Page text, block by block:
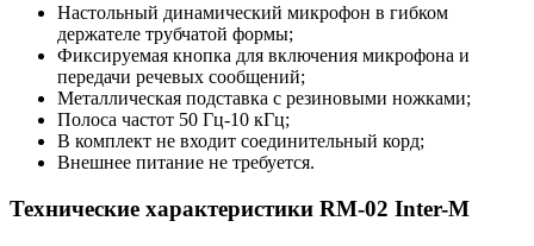
Настольный динамический микрофон в гибком
держателе трубчатой формы;
Фиксируемая кнопка для включения микрофона и
передачи речевых сообщений;
Металлическая подставка с резиновыми ножками;
Полоса частот 50 Гц-10 кГц;
В комплект не входит соединительный корд;
Внешнее питание не требуется.
Технические характеристики RM-02 Inter-M